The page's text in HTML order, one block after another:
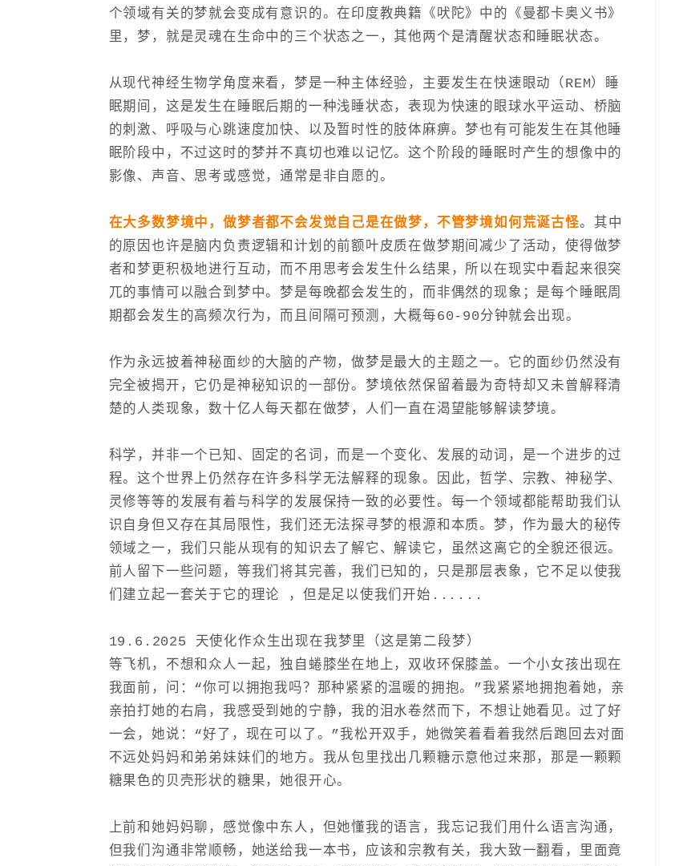
个领域有关的梦就会变成有意识的。在印度教典籍《吠陀》中的《曼都卡奥义书》
里，梦，就是灵魂在生命中的三个状态之一，其他两个是清醒状态和睡眠状态。
从现代神经生物学角度来看，梦是一种主体经验，主要发生在快速眼动（REM）睡
眠期间，这是发生在睡眠后期的一种浅睡状态，表现为快速的眼球水平运动、桥脑
的刺激、呼吸与心跳速度加快、以及暂时性的肢体麻痹。梦也有可能发生在其他睡
眠阶段中，不过这时的梦并不真切也难以记忆。这个阶段的睡眠时产生的想像中的
影像、声音、思考或感觉，通常是非自愿的。
在大多数梦境中，做梦者都不会发觉自己是在做梦，不管梦境如何荒诞古怪。其中
的原因也许是脑内负责逻辑和计划的前额叶皮质在做梦期间减少了活动，使得做梦
者和梦更积极地进行互动，而不用思考会发生什么结果，所以在现实中看起来很突
兀的事情可以融合到梦中。梦是每晚都会发生的，而非偶然的现象；是每个睡眠周
期都会发生的高频次行为，而且间隔可预测，大概每60-90分钟就会出现。
作为永远披着神秘面纱的大脑的产物，做梦是最大的主题之一。它的面纱仍然没有
完全被揭开，它仍是神秘知识的一部份。梦境依然保留着最为奇特却又未曾解释清
楚的人类现象，数十亿人每天都在做梦，人们一直在渴望能够解读梦境。
科学，并非一个已知、固定的名词，而是一个变化、发展的动词，是一个进步的过
程。这个世界上仍然存在许多科学无法解释的现象。因此，哲学、宗教、神秘学、
灵修等等的发展有着与科学的发展保持一致的必要性。每一个领域都能帮助我们认
识自身但又存在其局限性，我们还无法探寻梦的根源和本质。梦，作为最大的秘传
领域之一，我们只能从现有的知识去了解它、解读它，虽然这离它的全貌还很远。
前人留下一些问题，等我们将其完善，我们已知的，只是那层表象，它不足以使我
们建立起一套关于它的理论 ，但是足以使我们开始......
19.6.2025 天使化作众生出现在我梦里（这是第二段梦）
等飞机，不想和众人一起，独自蜷膝坐在地上，双收环保膝盖。一个小女孩出现在
我面前，问：“你可以拥抱我吗？那种紧紧的温暖的拥抱。”我紧紧地拥抱着她，亲
亲拍打她的右肩，我感受到她的宁静，我的泪水卷然而下，不想让她看见。过了好
一会，她说：“好了，现在可以了。”我松开双手，她微笑着看着我然后跑回去对面
不远处妈妈和弟弟妹妹们的地方。我从包里找出几颗糖示意他过来那，那是一颗颗
糖果色的贝壳形状的糖果，她很开心。
上前和她妈妈聊，感觉像中东人，但她懂我的语言，我忘记我们用什么语言沟通，
但我们沟通非常顺畅，她送给我一本书，应该和宗教有关，我大致一翻看，里面竟